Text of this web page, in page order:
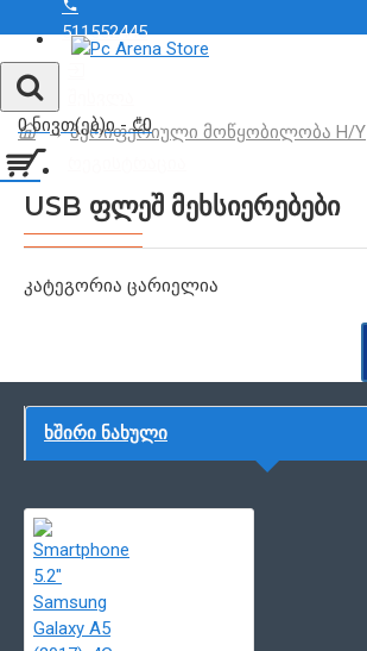
511552445
0 ნივთ(ებ)ი - ₾0
პერიფერიული მოწყობილობა H/Y
USB ფლეშ მეხსიერებები
კატეგორია ცარიელია
ᲮᲨᲘᲠᲘ ᲜᲐᲮᲣᲚᲘ